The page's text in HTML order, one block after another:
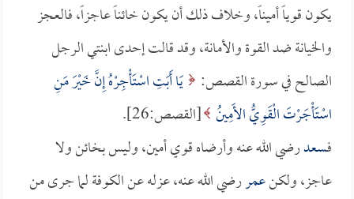
يكون قوياً أميناً، وخلاف ذلك أن يكون خائناً عاجزاً، فالعجز
والخيانة ضد القوة والأمانة، وقد قالت إحدى ابنتي الرجل
الصالح في سورة القصص: يَا أَبَتِ اسْتَأْجِرْهُ إِنَّ خَيْرَ مَنِ
اسْتَأْجَرْتَ الْقَوِيُّ الأَمِينُ [القصص:26].
فـسعدرضي الله عنه وأرضاه قوي أمين، وليس بخائن ولا
عاجز، ولكنعمررضي الله عنه، عزله عن الكوفة لما جرى من